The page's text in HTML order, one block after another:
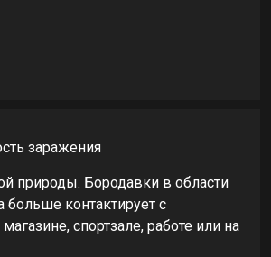
природы. Бородавки в области
больше контактирует с
спортзале, работе или на